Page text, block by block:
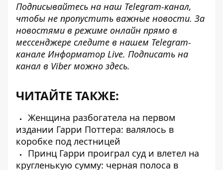
Подписывайтесь на наш Telegram-канал,
чтобы не пропустить важные новости. За
новостями в режиме онлайн прямо в
мессенджере следите в нашем Telegram-
канале Информатор Live. Подписать на
канал в Viber можно здесь.
ЧИТАЙТЕ ТАКЖЕ:
Женщина разбогатела на первом
издании Гарри Поттера: валялось в
коробке под лестницей
Принц Гарри проиграл суд и влетел на
кругленькую сумму: черная полоса в